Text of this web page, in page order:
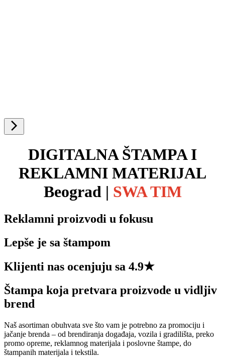
DIGITALNA ŠTAMPA I
REKLAMNI MATERIJAL
Beograd | SWA TIM
Reklamni proizvodi u fokusu
Lepše je sa štampom
Klijenti nas ocenjuju sa 4.9★
Štampa koja pretvara proizvode u vidljiv
brend
Naš asortiman obuhvata sve što vam je potrebno za promociju i
jačanje brenda – od brendiranja događaja, vozila i gradilišta, preko
promo opreme, reklamnog materijala i poslovne štampe, do
štampanih materijala i tekstila.